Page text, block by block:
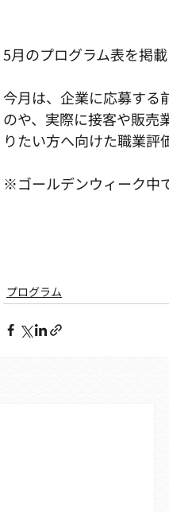
5月のプログラム表を掲載
今月は、企業に応募する
のや、実際に接客や販売
りたい方へ向けた職業評
※ゴールデンウィーク中
プログラム